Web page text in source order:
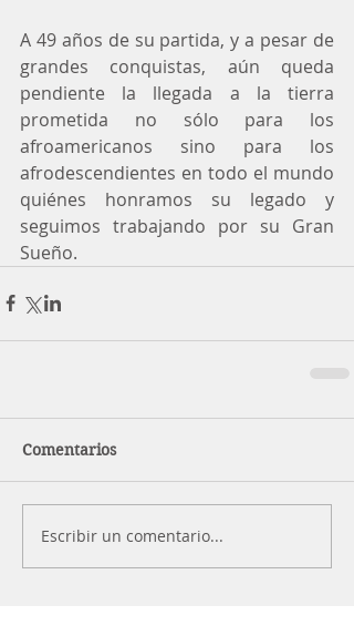
A 49 años de su partida, y a pesar de
grandes conquistas, aún queda
pendiente la llegada a la tierra
prometida no sólo para los
afroamericanos sino para los
afrodescendientes en todo el mundo
quiénes honramos su legado y
seguimos trabajando por su Gran
Sueño.
Comentarios
Escribir un comentario...